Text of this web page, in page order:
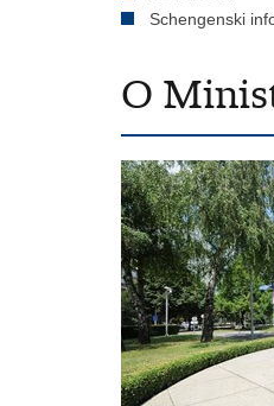
Schengenski
O